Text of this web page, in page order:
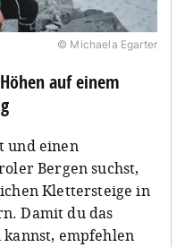
© Michaela Egarter
auf einem
und einen
Bergen suchst,
Klettersteige in
Damit du das
empfehlen